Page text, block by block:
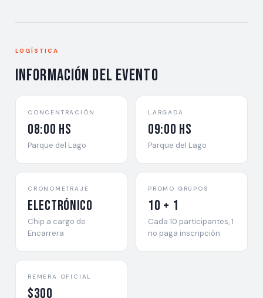
LOGÍSTICA
Información del evento
CONCENTRACIÓN
08:00 hs
Parque del Lago
LARGADA
09:00 hs
Parque del Lago
CRONOMETRAJE
Electrónico
Chip a cargo de
Encarrera
PROMO GRUPOS
10 + 1
Cada 10 participantes, 1
no paga inscripción
REMERA OFICIAL
$300